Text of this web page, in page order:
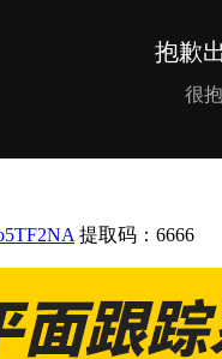
提取码：6666